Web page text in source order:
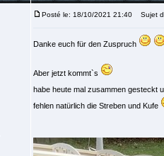
Posté le: 18/10/2021 21:40 Sujet
Danke euch für den Zuspruch
Aber jetzt kommt`s
habe heute mal zusammen gesteckt
fehlen natürlich die Streben und Kufe